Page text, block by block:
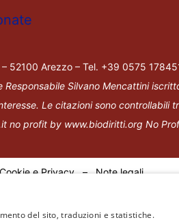
Arezzo – Tel. +39 0575
Responsabile Silvano Mencattini
Le citazioni sono controllabili
no profit by www.biodiritti.org No
e Privacy–Note legali
del sito, traduzioni e statistiche.